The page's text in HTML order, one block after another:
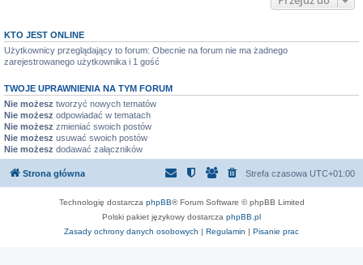
KTO JEST ONLINE
Użytkownicy przeglądający to forum: Obecnie na forum nie ma żadnego
zarejestrowanego użytkownika i 1 gość
TWOJE UPRAWNIENIA NA TYM FORUM
Nie możesz tworzyć nowych tematów
Nie możesz odpowiadać w tematach
Nie możesz zmieniać swoich postów
Nie możesz usuwać swoich postów
Nie możesz dodawać załączników
Strona główna Strefa czasowa UTC+01:00
Technologię dostarcza phpBB® Forum Software © phpBB Limited
Polski pakiet językowy dostarcza phpBB.pl
Zasady ochrony danych osobowych | Regulamin | Pisanie prac